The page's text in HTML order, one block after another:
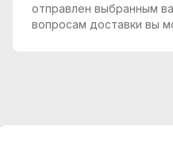
отправлен выбранным
вопросам доставки вы